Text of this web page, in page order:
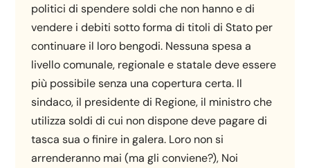
politici di spendere soldi che non hanno e di
vendere i debiti sotto forma di titoli di Stato per
continuare il loro bengodi. Nessuna spesa a
livello comunale, regionale e statale deve essere
più possibile senza una copertura certa. Il
sindaco, il presidente di Regione, il ministro che
utilizza soldi di cui non dispone deve pagare di
tasca sua o finire in galera. Loro non si
arrenderanno mai (ma gli conviene?), Noi